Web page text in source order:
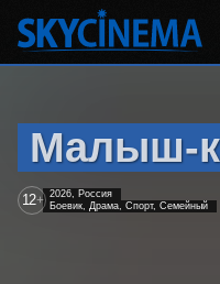
Малыш-
12+ 2026, Россия
Боевик, Драма, Спорт, Семейный